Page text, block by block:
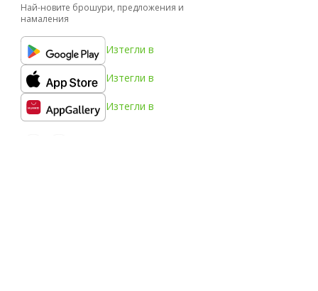
Най-новите брошури, предложения и
намаления
Изтегли в
Изтегли в
Изтегли в